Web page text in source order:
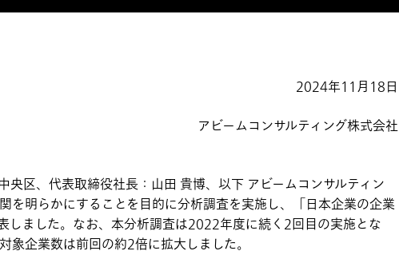
2024年11月18日
アビームコンサルティング株式会社
区、代表取締役社長：山田 貴博、以下 アビームコンサルティン
を明らかにすることを目的に分析調査を実施し、「日本企業の企業
ました。なお、本分析調査は2022年度に続く2回目の実施とな
象企業数は前回の約2倍に拡大しました。